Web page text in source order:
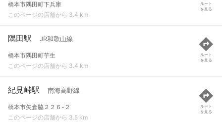
橋本市隅田町下兵庫
このページの店舗から 3.4 km
ルート
を見る
隅田駅 JR和歌山線
橋本市隅田町芋生
このページの店舗から 3.4 km
ルート
を見る
紀見峠駅 南海高野線
橋本市矢倉脇２２６-２
このページの店舗から 3.5 km
ルート
を見る